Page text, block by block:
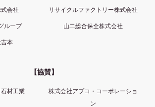
会社 リサイクルファクトリー株式会社
ループ 山二総合保全株式会社
本
【協賛】
材工業
株式会社アプコ・コーポレーショ
ン